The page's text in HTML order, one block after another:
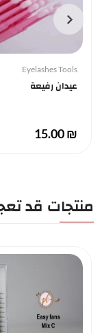
Eyelashes Tools
عيدان رفيعة
₪ 15.00
منتجات قد